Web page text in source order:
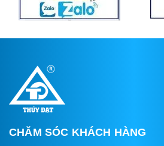
CHĂM SÓC KHÁCH HÀNG